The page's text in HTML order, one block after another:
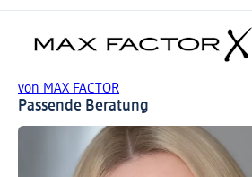
von MAX FACTOR
Passende Beratung